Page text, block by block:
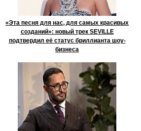
«Эта песня для нас, для самых красивых
созданий»: новый трек SEVILLE
подтвердил её статус бриллианта шоу-
бизнеса